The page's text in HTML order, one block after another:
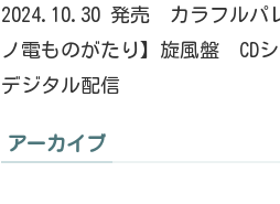
2024.10.30 発売 カラフルパ
ノ電ものがたり】旋風盤 CDシ
デジタル配信
アーカイブ